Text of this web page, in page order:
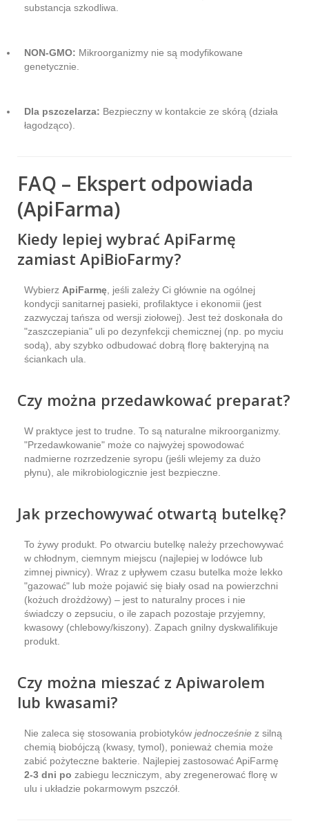
substancja szkodliwa.
NON-GMO: Mikroorganizmy nie są modyfikowane
genetycznie.
Dla pszczelarza: Bezpieczny w kontakcie ze skórą (działa
łagodząco).
FAQ – Ekspert odpowiada
(ApiFarma)
Kiedy lepiej wybrać ApiFarmę
zamiast ApiBioFarmy?
Wybierz ApiFarmę , jeśli zależy Ci głównie na ogólnej
kondycji sanitarnej pasieki, profilaktyce i ekonomii (jest
zazwyczaj tańsza od wersji ziołowej). Jest też doskonała do
"zaszczepiania" uli po dezynfekcji chemicznej (np. po myciu
sodą), aby szybko odbudować dobrą florę bakteryjną na
ściankach ula.
Czy można przedawkować preparat?
W praktyce jest to trudne. To są naturalne mikroorganizmy.
"Przedawkowanie" może co najwyżej spowodować
nadmierne rozrzedzenie syropu (jeśli wlejemy za dużo
płynu), ale mikrobiologicznie jest bezpieczne.
Jak przechowywać otwartą butelkę?
To żywy produkt. Po otwarciu butelkę należy przechowywać
w chłodnym, ciemnym miejscu (najlepiej w lodówce lub
zimnej piwnicy). Wraz z upływem czasu butelka może lekko
"gazować" lub może pojawić się biały osad na powierzchni
(kożuch drożdżowy) – jest to naturalny proces i nie
świadczy o zepsuciu, o ile zapach pozostaje przyjemny,
kwasowy (chlebowy/kiszony). Zapach gnilny dyskwalifikuje
produkt.
Czy można mieszać z Apiwarolem
lub kwasami?
Nie zaleca się stosowania probiotyków jednocześnie z silną
chemią biobójczą (kwasy, tymol), ponieważ chemia może
zabić pożyteczne bakterie. Najlepiej zastosować ApiFarmę
2-3 dni po zabiegu leczniczym, aby zregenerować florę w
ulu i układzie pokarmowym pszczół.